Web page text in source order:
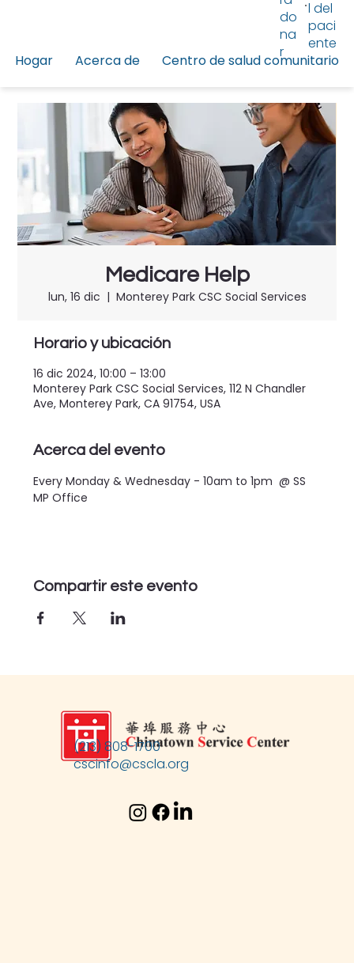
Hogar Acerca de Centro de salud comunitario
do
na
r
l del
paci
ente
Medicare Help
lun, 16 dic
  |
Monterey Park CSC Social Services
Horario y ubicación
16 dic 2024, 10:00 – 13:00
Monterey Park CSC Social Services, 112 N Chandler
Ave, Monterey Park, CA 91754, USA
Acerca del evento
Every Monday & Wednesday - 10am to 1pm  @ SS
MP Office
Compartir este evento
(213) 808-1700
cscinfo@cscla.org